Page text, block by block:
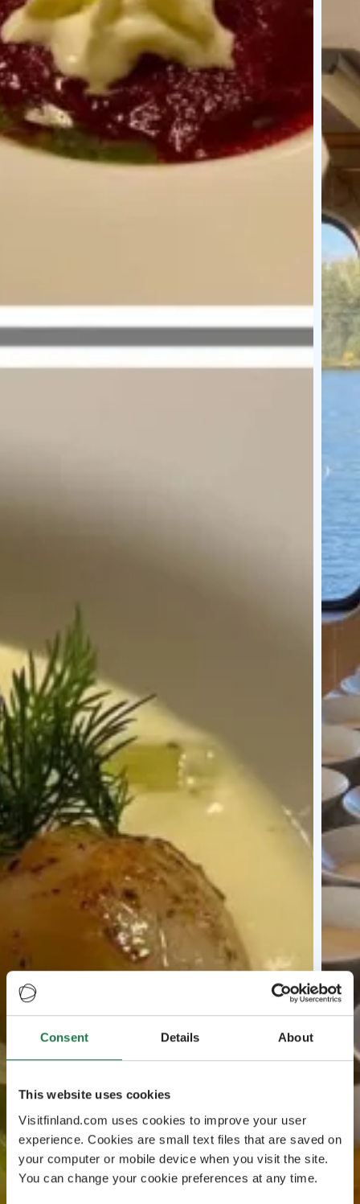
Consent Details About
This website uses cookies
Visitfinland.com uses cookies to improve your user
experience. Cookies are small text files that are saved on
your computer or mobile device when you visit the site.
You can change your cookie preferences at any time.